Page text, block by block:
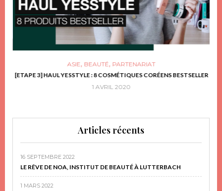
ASIE, BEAUTÉ, PARTENARIAT
[ETAPE 3] HAUL YESSTYLE : 8 COSMÉTIQUES CORÉENS BESTSELLER
1 AVRIL 2020
Articles récents
16 SEPTEMBRE 2022
LE RÊVE DE NOA, INSTITUT DE BEAUTÉ À LUTTERBACH
1 MARS 2022